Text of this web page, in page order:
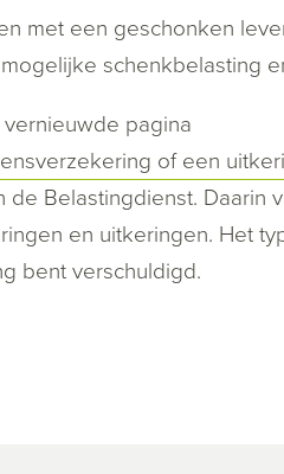
met een geschonken
schenkbelasting
pagina
of een
de Belastingdienst. Daarin
en uitkeringen. Het
bent verschuldigd.